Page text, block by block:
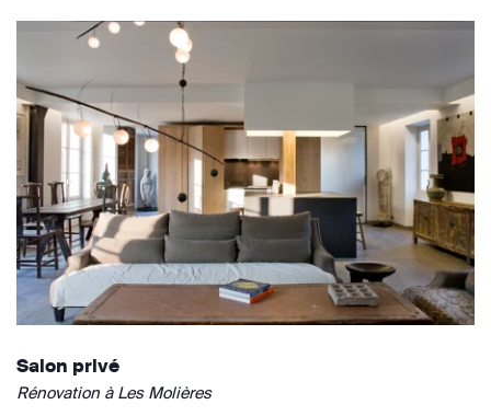
Salon privé
Rénovation à Les Molières